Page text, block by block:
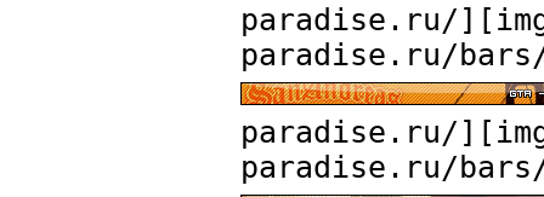
paradise.ru/
paradise.ru/
paradise.ru/
paradise.ru/